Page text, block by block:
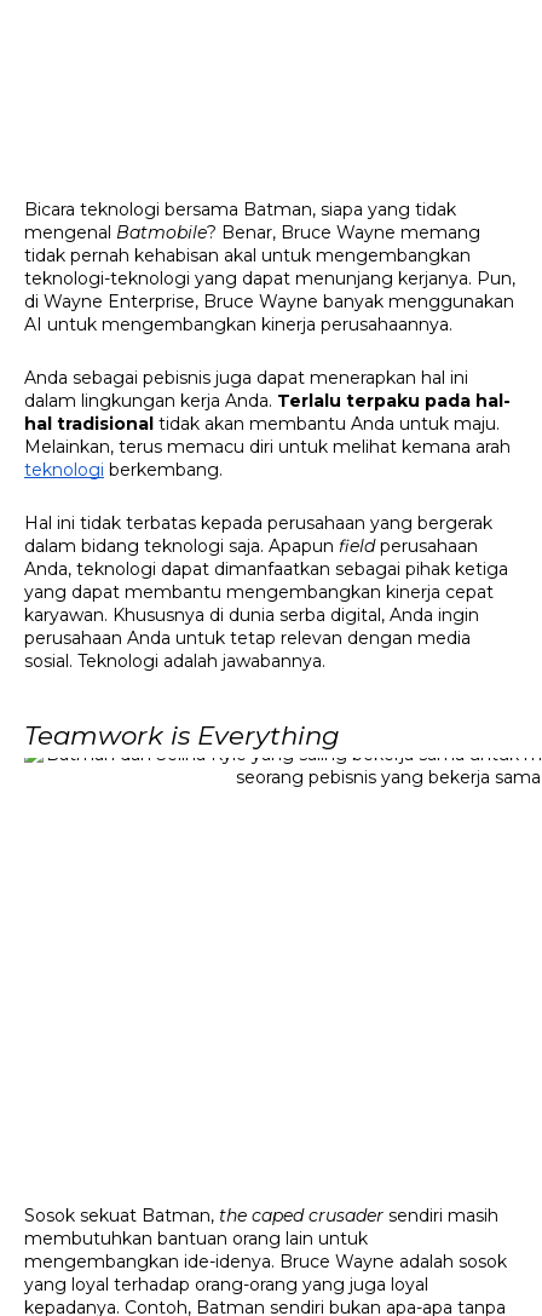
Bicara teknologi bersama Batman, siapa yang tidak
mengenal Batmobile? Benar, Bruce Wayne memang
tidak pernah kehabisan akal untuk mengembangkan
teknologi-teknologi yang dapat menunjang kerjanya. Pun,
di Wayne Enterprise, Bruce Wayne banyak menggunakan
AI untuk mengembangkan kinerja perusahaannya.
Anda sebagai pebisnis juga dapat menerapkan hal ini
dalam lingkungan kerja Anda. Terlalu terpaku pada hal-
hal tradisional tidak akan membantu Anda untuk maju.
teknologi berkembang.
Hal ini tidak terbatas kepada perusahaan yang bergerak
dalam bidang teknologi saja. Apapun field perusahaan
Anda, teknologi dapat dimanfaatkan sebagai pihak ketiga
yang dapat membantu mengembangkan kinerja cepat
karyawan. Khususnya di dunia serba digital, Anda ingin
perusahaan Anda untuk tetap relevan dengan media
sosial. Teknologi adalah jawabannya.
Teamwork is Everything
Sosok sekuat Batman, the caped crusader sendiri masih
membutuhkan bantuan orang lain untuk
mengembangkan ide-idenya. Bruce Wayne adalah sosok
yang loyal terhadap orang-orang yang juga loyal
kepadanya. Contoh, Batman sendiri bukan apa-apa tanpa